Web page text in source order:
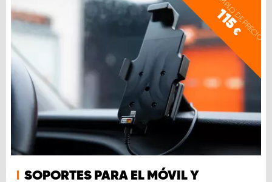
EJEMPLO DE PRECIO
115
€
SOPORTES PARA EL MÓVIL Y